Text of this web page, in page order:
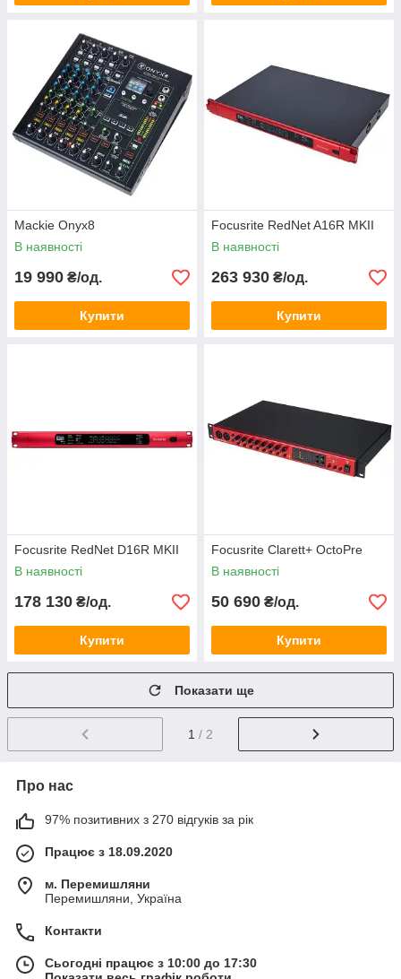
Mackie Onyx8
В наявності
19 990 ₴/од.
Купити
Focusrite RedNet A16R MKII
В наявності
263 930 ₴/од.
Купити
Focusrite RedNet D16R MKII
В наявності
178 130 ₴/од.
Купити
Focusrite Clarett+ OctoPre
В наявності
50 690 ₴/од.
Купити
Показати ще
1 / 2
Про нас
97% позитивних з 270 відгуків за рік
Працює з 18.09.2020
м. Перемишляни
Перемишляни, Україна
Контакти
Сьогодні працює з 10:00 до 17:30